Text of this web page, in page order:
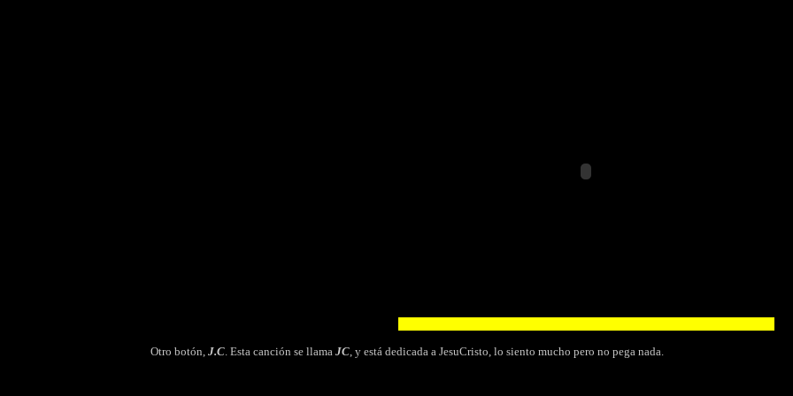
Otro botón, J.C. Esta canción se llama JC, y está dedicada a JesuCristo, lo siento mucho pero no pega nada.